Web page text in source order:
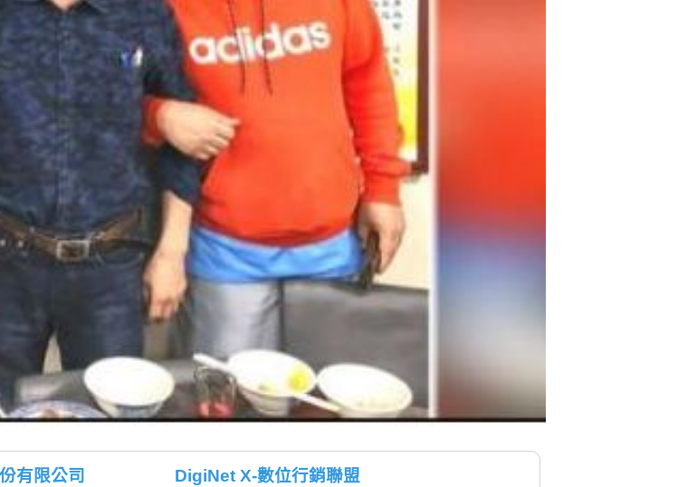
有限公司 DigiNet X-數位行銷聯盟